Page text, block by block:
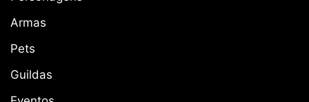
Armas
Pets
Guildas